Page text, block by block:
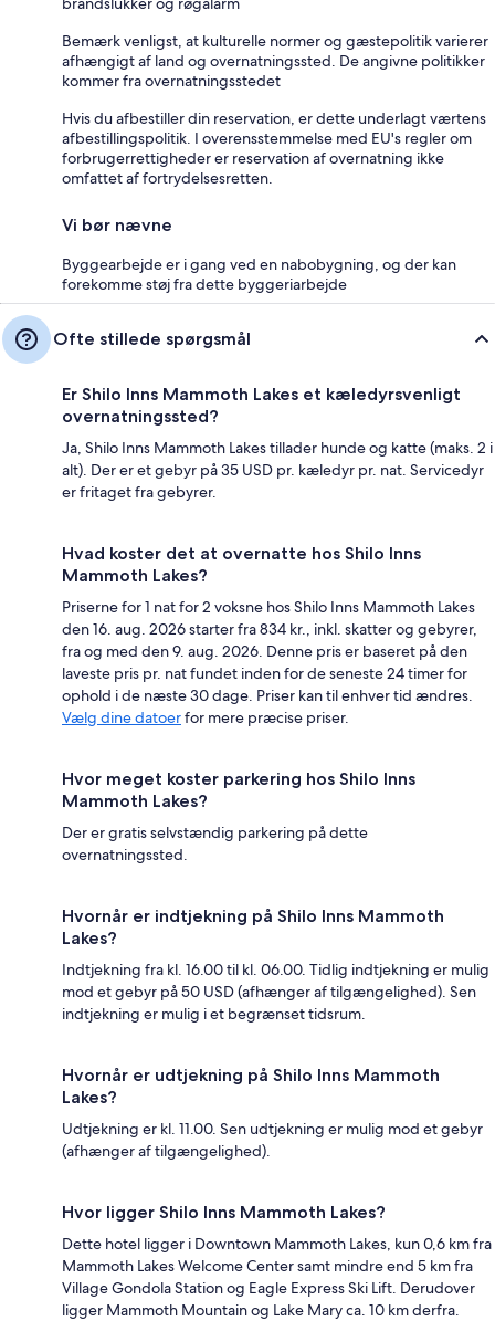
Bemærk venligst, at kulturelle normer og gæstepolitik varierer
afhængigt af land og overnatningssted. De angivne politikker
kommer fra overnatningsstedet
Hvis du afbestiller din reservation, er dette underlagt værtens
afbestillingspolitik. I overensstemmelse med EU's regler om
forbrugerrettigheder er reservation af overnatning ikke
omfattet af fortrydelsesretten.
Vi bør nævne
Byggearbejde er i gang ved en nabobygning, og der kan
forekomme støj fra dette byggeriarbejde
Ofte stillede spørgsmål
Er Shilo Inns Mammoth Lakes et kæledyrsvenligt
overnatningssted?
Ja, Shilo Inns Mammoth Lakes tillader hunde og katte (maks. 2 i
alt). Der er et gebyr på 35 USD pr. kæledyr pr. nat. Servicedyr
er fritaget fra gebyrer.
Hvad koster det at overnatte hos Shilo Inns
Mammoth Lakes?
Priserne for 1 nat for 2 voksne hos Shilo Inns Mammoth Lakes
den 16. aug. 2026 starter fra 834 kr., inkl. skatter og gebyrer,
fra og med den 9. aug. 2026. Denne pris er baseret på den
laveste pris pr. nat fundet inden for de seneste 24 timer for
ophold i de næste 30 dage. Priser kan til enhver tid ændres.
Vælg dine datoerfor mere præcise priser.
Hvor meget koster parkering hos Shilo Inns
Mammoth Lakes?
Der er gratis selvstændig parkering på dette
overnatningssted.
Hvornår er indtjekning på Shilo Inns Mammoth
Lakes?
Indtjekning fra kl. 16.00 til kl. 06.00. Tidlig indtjekning er mulig
mod et gebyr på 50 USD (afhænger af tilgængelighed). Sen
indtjekning er mulig i et begrænset tidsrum.
Hvornår er udtjekning på Shilo Inns Mammoth
Lakes?
Udtjekning er kl. 11.00. Sen udtjekning er mulig mod et gebyr
(afhænger af tilgængelighed).
Hvor ligger Shilo Inns Mammoth Lakes?
Dette hotel ligger i Downtown Mammoth Lakes, kun 0,6 km fra
Mammoth Lakes Welcome Center samt mindre end 5 km fra
Village Gondola Station og Eagle Express Ski Lift. Derudover
ligger Mammoth Mountain og Lake Mary ca. 10 km derfra.